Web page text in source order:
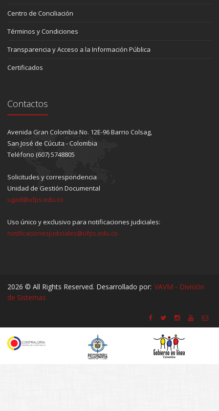
Centro de Conciliación
Términos y Condiciones
Transparencia y Acceso a la Información Pública
Certificados
Contactos
Avenida Gran Colombia No. 12E-96 Barrio Colsag,
San José de Cúcuta - Colombia
Teléfono (607) 5748805
Solicitudes y correspondencia
Unidad de Gestión Documental
ugad@ufps.edu.co
Uso único y exclusivo para notificaciones judiciales:
notificacionesjudiciales@ufps.edu.co
2026 © All Rights Reserved. Desarrollado por: VAVM - División
de Sistemas